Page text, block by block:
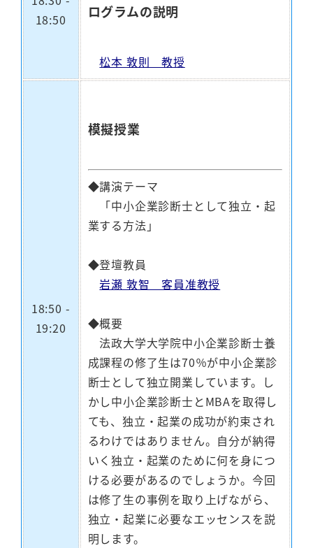
18:50
ログラムの説明
松本 敦則 教授
18:50 -
19:20
模擬授業
◆講演テーマ
「中小企業診断士として独立・起
業する方法」
◆登壇教員
岩瀬 敦智 客員准教授
◆概要
法政大学大学院中小企業診断士養
成課程の修了生は70％が中小企業診
断士として独立開業しています。し
かし中小企業診断士とMBAを取得し
ても、独立・起業の成功が約束され
るわけではありません。自分が納得
いく独立・起業のために何を身につ
ける必要があるのでしょうか。今回
は修了生の事例を取り上げながら、
独立・起業に必要なエッセンスを説
明します。